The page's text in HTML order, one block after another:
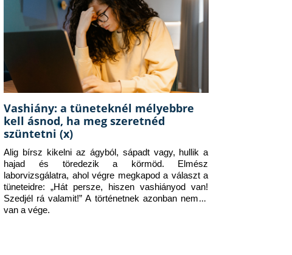
Vashiány: a tüneteknél mélyebbre
kell ásnod, ha meg szeretnéd
szüntetni (x)
Alig bírsz kikelni az ágyból, sápadt vagy, hullik a
hajad és töredezik a körmöd. Elmész
laborvizsgálatra, ahol végre megkapod a választ a
tüneteidre: „Hát persze, hiszen vashiányod van!
Szedjél rá valamit!” A történetnek azonban nem itt
van a vége.